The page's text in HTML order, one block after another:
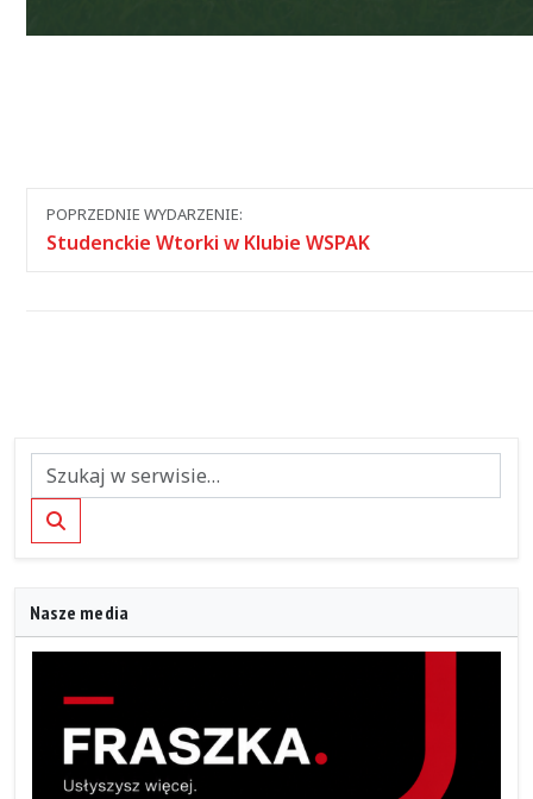
Nawigacja
między
POPRZEDNIE WYDARZENIE:
Studenckie Wtorki w Klubie WSPAK
Szukaj
Nasze media